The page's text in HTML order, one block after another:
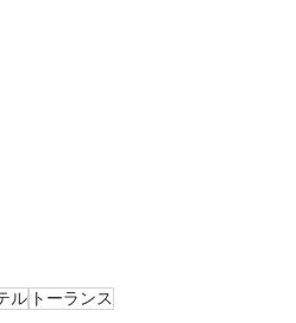
ル トーランス